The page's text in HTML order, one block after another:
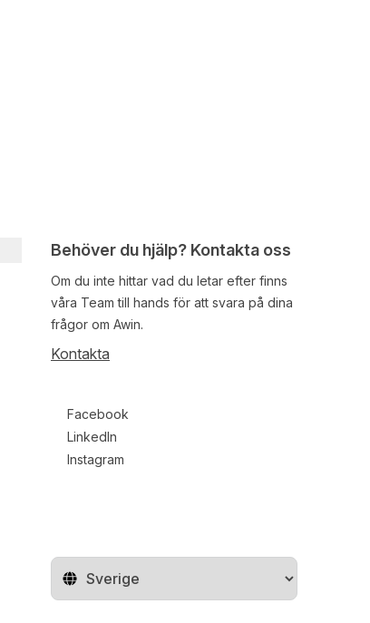
Byt land
Behöver du hjälp? Kontakta oss
Om du inte hittar vad du letar efter finns
våra Team till hands för att svara på dina
frågor om Awin.
Kontakta
Facebook
LinkedIn
Instagram